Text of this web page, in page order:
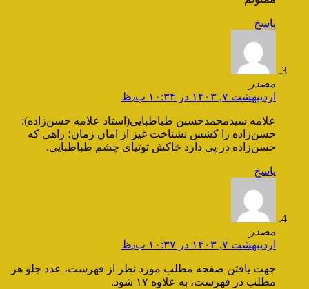
پاسخ
مصدر
اردیبهشت ۷, ۱۴۰۳ در ۱۰:۳۴ ب٫ظ
علامه سیدمحمدحسبن طباطبایی(استاد علامه حسن‌زاده):
حسن‌زاده را کشس نشناخت غیز از امان زمان؛ راهی که
حسن‌زاده در پی دارد خاکش توتیای چشم طباطبایی.
پاسخ
مصدر
اردیبهشت ۷, ۱۴۰۳ در ۱۰:۳۷ ب٫ظ
جهت یافتن صفحه مطلب مورد نطر از فهرست، عدد جلو هر
مطلب در فهرست، به علاوه ۱۷ شود.